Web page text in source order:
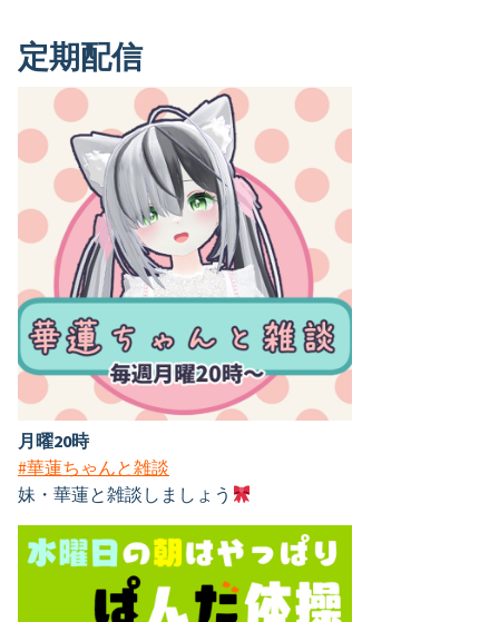
定期配信
月曜20時
#華蓮ちゃんと雑談
妹・華蓮と雑談しましょう